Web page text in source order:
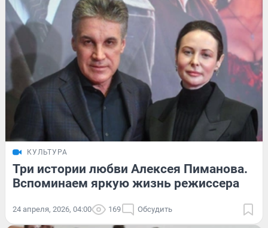
КУЛЬТУРА
Три истории любви Алексея Пиманова.
Вспоминаем яркую жизнь режиссера
24 апреля, 2026, 04:00 169 Обсудить